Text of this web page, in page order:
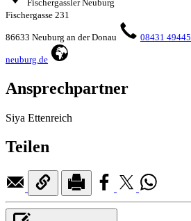
Fischergassler Neuburg
Fischergasse 231
86633 Neuburg an der Donau 08431 49445
neuburg.de
Ansprechpartner
Siya Ettenreich
Teilen